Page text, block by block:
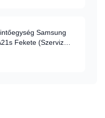
Samsung
Fekete (Szerviz